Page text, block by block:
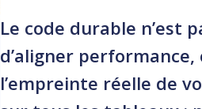
Le code durable n’est
d’aligner
l’empreinte réelle de